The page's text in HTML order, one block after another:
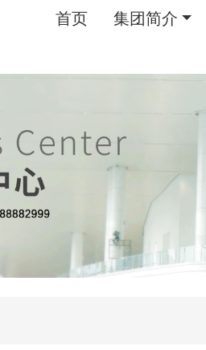
首页 集团简介